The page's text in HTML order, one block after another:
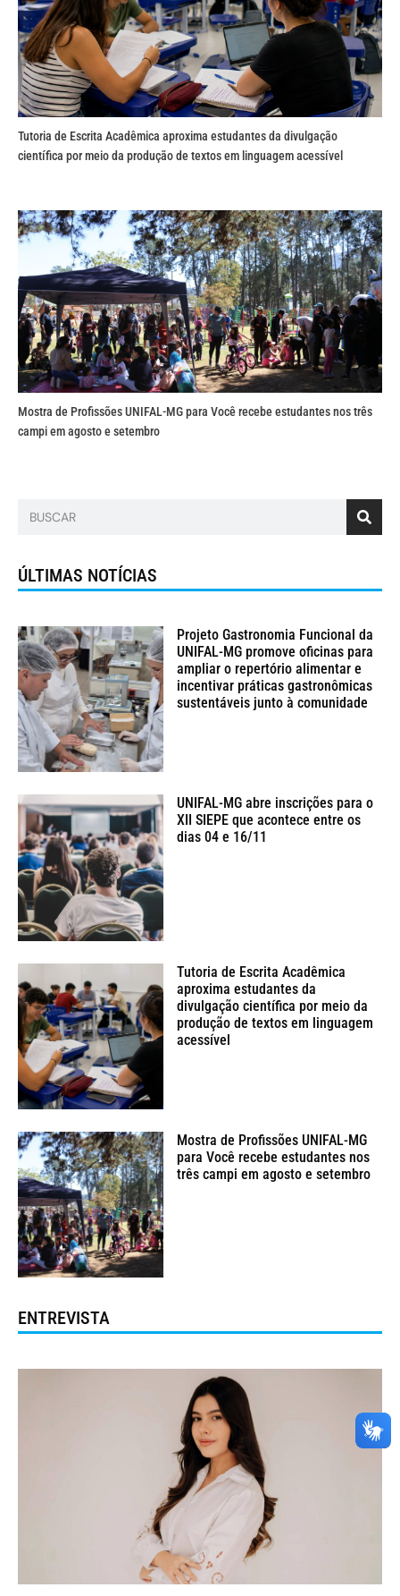
Tutoria de Escrita Acadêmica aproxima estudantes da divulgação
científica por meio da produção de textos em linguagem acessível
Mostra de Profissões UNIFAL-MG para Você recebe estudantes nos três
campi em agosto e setembro
ÚLTIMAS NOTÍCIAS
Projeto Gastronomia Funcional da
UNIFAL-MG promove oficinas para
ampliar o repertório alimentar e
incentivar práticas gastronômicas
sustentáveis junto à comunidade
UNIFAL-MG abre inscrições para o
XII SIEPE que acontece entre os
dias 04 e 16/11
Tutoria de Escrita Acadêmica
aproxima estudantes da
divulgação científica por meio da
produção de textos em linguagem
acessível
Mostra de Profissões UNIFAL-MG
para Você recebe estudantes nos
três campi em agosto e setembro
ENTREVISTA